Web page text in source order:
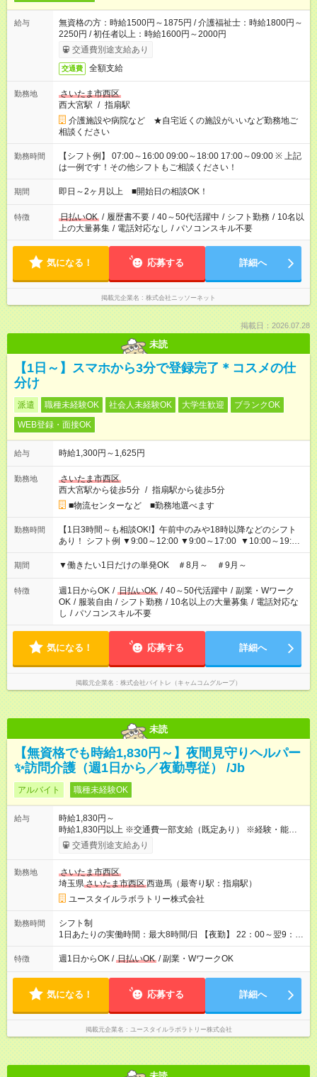
給与
無資格の方：時給1500円～1875円 / 介護福祉士：時給1800円～
2250円 / 初任者以上：時給1600円～2000円
交通費別途支給あり
交通費 全額支給
勤務地
さいたま市西区
西大宮駅 / 指扇駅
介護施設や病院など ★自宅近くの施設がいいなど勤務地ご
相談ください
勤務時間
【シフト例】 07:00～16:00 09:00～18:00 17:00～09:00 ※ 上記
は一例です！その他シフトもご相談ください！
期間 即日～2ヶ月以上 ■開始日の相談OK！
特徴 日払いOK / 履歴書不要 / 40～50代活躍中 / シフト勤務 / 10名以
上の大量募集 / 電話対応なし / パソコンスキル不要
気になる！ 応募する 詳細へ
掲載元企業名 株式会社ニッソーネット
掲載日：2026.07.28
未読
【1日～】スマホから3分で登録完了＊コスメの仕
分け
派遣 職種未経験OK 社会人未経験OK 大学生歓迎
ブランクOK
WEB登録・面接OK
給与 時給1,300円～1,625円
勤務地
さいたま市西区
西大宮駅から徒歩5分 / 指扇駅から徒歩5分
■物流センターなど ■勤務地選べます
勤務時間
【1日3時間～も相談OK!】午前中のみや18時以降などのシフト
あり！ シフト例 ▼9:00～12:00 ▼9:00～17:00 ▼10:00～19:00
▼18:00～21:00
期間 ▼働きたい1日だけの単発OK ＃8月～ ＃9月～
特徴 週1日からOK / 日払いOK / 40～50代活躍中 / 副業・Wワーク
OK / 服装自由 / シフト勤務 / 10名以上の大量募集 / 電話対応な
し / パソコンスキル不要
気になる！ 応募する 詳細へ
掲載元企業名 株式会社バイトレ（キャムコムグループ）
未読
【無資格でも時給1,830円～】夜間見守りヘルパー
✨訪問介護（週1日から／夜勤専従） /Jb
アルバイト 職種未経験OK
給与
時給1,830円～
時給1,830円以上 ※交通費一部支給（既定あり） ※経験・能力を
考慮して決定します 【収入例】 週1回勤務の場合：1,830円×8時
間×4回=5万8,560円 週3回勤務の場合：1,830円×8時間×12回
月 ※ 雇用形態と給与に、本採用時と異なる部分があります。 雇
用形態：本採用時と同じです。 給与：時給 1,580円以上
交通費別途支給あり
勤務地
さいたま市西区
埼玉県さいたま市西区西遊馬（最寄り駅：指扇駅）
ユースタイルラボラトリー株式会社
勤務時間
シフト制
1日あたりの実働時間：最大8時間/日 【夜勤】 22：00～翌9：
00 ※週1日～OK ／ 夜勤専従 ＊＊ 勤務時間例 ＊＊ ■22時か
ら翌7時 ■23時から翌8時 ■24時から翌9時 など ※上記の時間
ます。 ※曜日固定（毎週同じ曜日での勤務となります）
特徴 週1日からOK / 日払いOK / 副業・WワークOK
気になる！ 応募する 詳細へ
掲載元企業名 ユースタイルラボラトリー株式会社